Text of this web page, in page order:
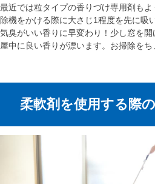
最近では粒タイプの香りづけ専用剤も
除機をかける際に大さじ1程度を先に吸
気臭がいい香りに早変わり！少し窓を
屋中に良い香りが漂います。お掃除を
柔軟剤を使用する際